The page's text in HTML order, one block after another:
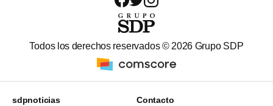
Todos los derechos reservados © 2026 Grupo SDP
sdpnoticias Contacto